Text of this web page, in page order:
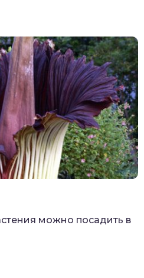
можно посадить в